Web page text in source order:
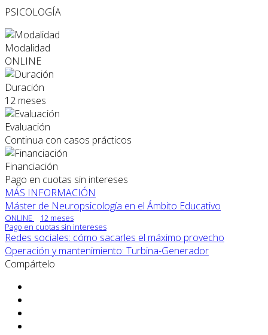
PSICOLOGÍA
Modalidad
ONLINE
Duración
12 meses
Evaluación
Continua con casos prácticos
Financiación
Pago en cuotas sin intereses
MÁS INFORMACIÓN
Máster de Neuropsicología en el Ámbito Educativo
ONLINE
12 meses
Pago en cuotas sin intereses
Redes sociales: cómo sacarles el máximo provecho
Operación y mantenimiento: Turbina-Generador
Compártelo